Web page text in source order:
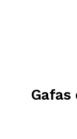
Gafas